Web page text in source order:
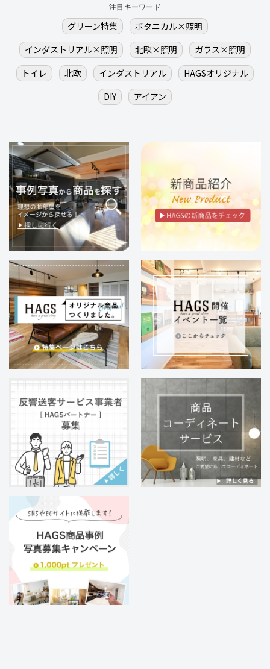
注目キーワード
グリーン特集
ボタニカル×照明
インダストリアル×照明
北欧×照明
ガラス×照明
トイレ
北欧 インダストリアル
HAGSオリジナル
DIY
アイアン